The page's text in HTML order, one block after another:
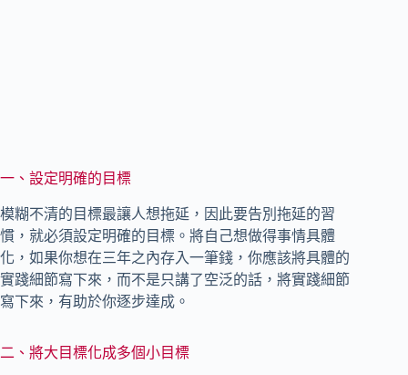
一、設定明確的目標
模糊不清的目標最讓人想拖延，因此要告別拖延的習
慣，就必須設定明確的目標。將自己想做得事情具體
化，如果你想在三年之內存入一筆錢，你應該將具體的
實踐細節寫下來，而不是只講了空泛的話，將實踐細節
寫下來，有助於你逐步達成。
二、將大目標化成多個小目標